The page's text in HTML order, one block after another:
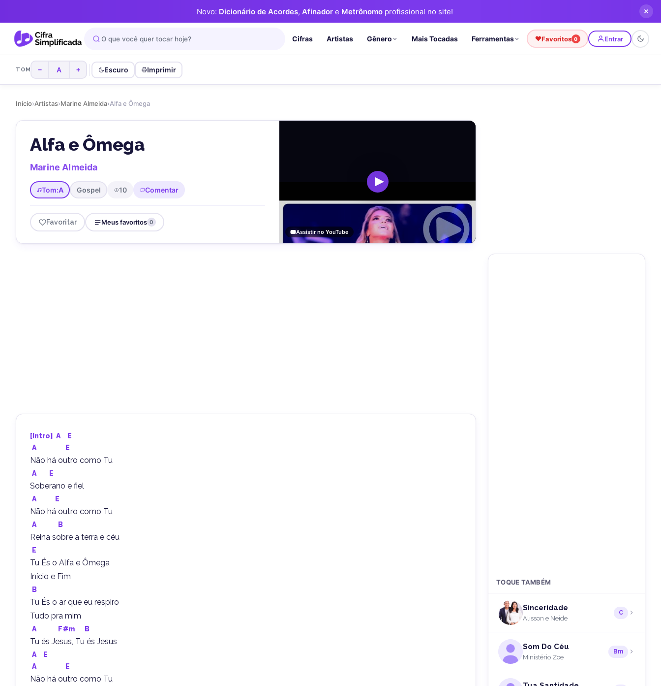
Novo: Dicionário de Acordes, Afinadore Metrônomoprofissional no site!
Cifras Artistas Gênero Mais Tocadas Ferramentas Favoritos 0 Entrar
TOM − A + Escuro Imprimir
Início›Artistas›Marine Almeida›Alfa e Ômega
Alfa e Ômega
Marine Almeida
Tom:A Gospel 10 Comentar
Favoritar Meus favoritos 0
Assistir no YouTube
[Intro] A
E
A
E
Não há outro como Tu
A E
Soberano e fiel
A E
Não há outro como Tu
A B
Reina sobre a terra e céu
E
Tu És o Alfa e Ômega
Início e Fim
B
Tu És o ar que eu respiro
Tudo pra mim
A F#m B
Tu és Jesus, Tu és Jesus
A
E
A
E
Não há outro como Tu
TOQUE TAMBÉM
Sinceridade
Alisson e Neide
C
Som Do Céu
Ministério Zoe
Bm